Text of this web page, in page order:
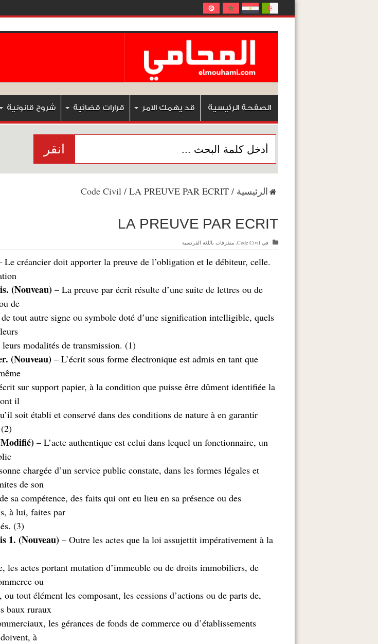
الصفحة الرئيسية قد يهمك الامر قرارات قضائية شروح قانونية
انقر
الرئيسية /
Code Civil/ LA PREUVE PAR ECRIT
LA PREUVE PAR ECRIT
في Code Civil
,متفرقات باللغة الفرنسية
.
Le créancier doit apporter la preuve de l’obligation et le débiteur, celle
(Nouveau)– La preuve par écrit résulte d’une suite de lettres ou de
de
tout autre signe ou symbole doté d’une signification intelligible, quels
(supports et leurs modalités de transmission. (1
(Nouveau)– L’écrit sous forme électronique est admis en tant que
sur support papier, à la condition que puisse être dûment identifiée la
il
soit établi et conservé dans des conditions de nature à en garantir
– L’acte authentique est celui dans lequel un fonctionnaire, un
chargée d’un service public constate, dans les formes légales et
de son
sa compétence, des faits qui ont eu lieu en sa présence ou des
à lui, faites par
(les intéressés. (3
1. (Nouveau)– Outre les actes que la loi assujettit impérativement à la
les actes portant mutation d’immeuble ou de droits immobiliers, de
ou
ou tout élément les composant, les cessions d’actions ou de parts de
baux ruraux
les gérances de fonds de commerce ou d’établissements
à